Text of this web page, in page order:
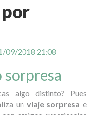
09/2018 21:08
sorpresa
algo distinto? Pues
un viaje sorpresa e